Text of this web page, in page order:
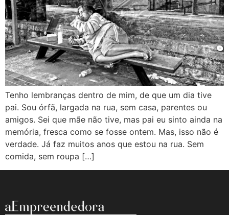
Tenho lembranças dentro de mim, de que um dia tive
pai. Sou órfã, largada na rua, sem casa, parentes ou
amigos. Sei que mãe não tive, mas pai eu sinto ainda na
memória, fresca como se fosse ontem. Mas, isso não é
verdade. Já faz muitos anos que estou na rua. Sem
comida, sem roupa […]